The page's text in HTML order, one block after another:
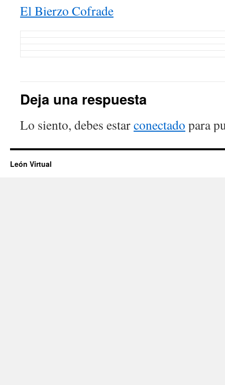
El Bierzo Cofrade
Deja una respuesta
Lo siento, debes estarconectado para
León Virtual